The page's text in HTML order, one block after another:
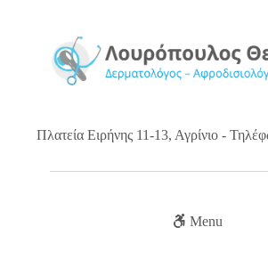
Πλατεία Ειρήνης 11-13, Αγρίνιο -
Menu